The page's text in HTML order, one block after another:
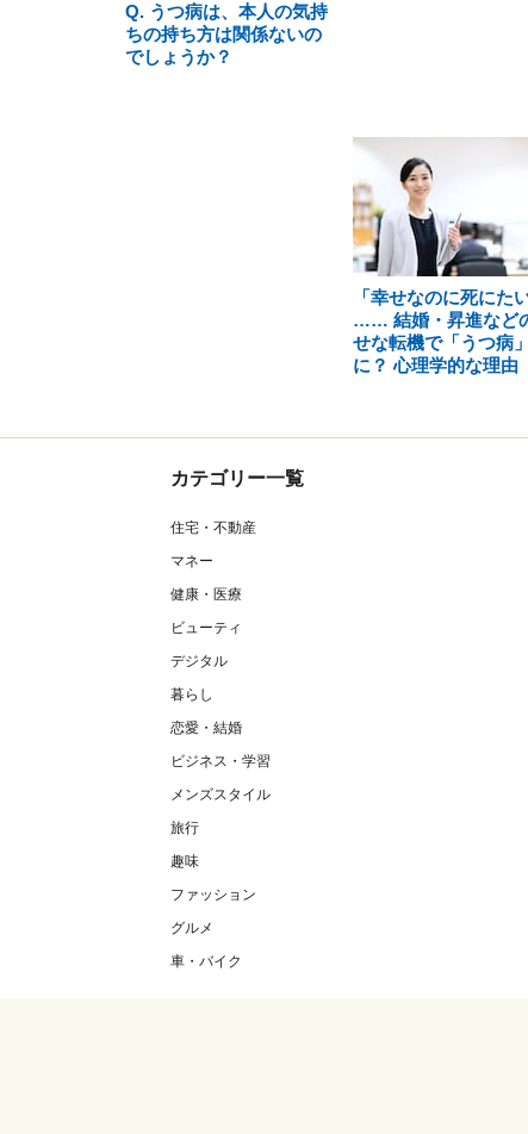
Q. うつ病は、本人の気持
ちの持ち方は関係ないの
でしょうか？
「幸せなのに死にたい
…… 結婚・昇進など
せな転機で「うつ病」
に？ 心理学的な理由
カテゴリー一覧
住宅・不動産
マネー
健康・医療
ビューティ
デジタル
暮らし
恋愛・結婚
ビジネス・学習
メンズスタイル
旅行
趣味
ファッション
グルメ
車・バイク